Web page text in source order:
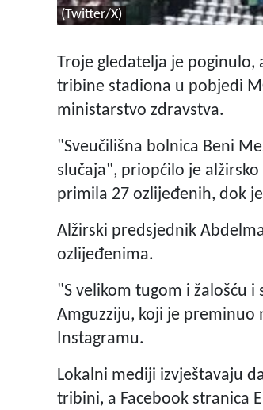
(Twitter/X)
Troje gledatelja je poginulo,
tribine stadiona u pobjedi
ministarstvo zdravstva.
"Sveučilišna bolnica Beni
slučaja", priopćilo je
primila 27 ozlijeđenih, dok
Alžirski predsjednik
ozlijeđenima.
"S velikom tugom i žalošću
Amguzziju, koji je preminuo
Instagramu.
Lokalni mediji izvještavaju
tribini, a Facebook stranica